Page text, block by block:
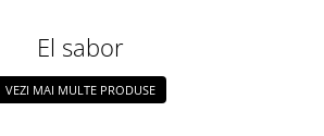
El sabor
VEZI MAI MULTE PRODUSE